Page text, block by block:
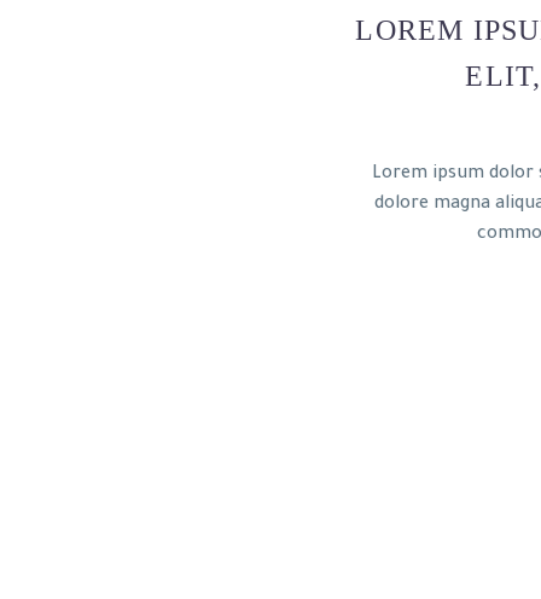
LOREM
Lorem ipsum
dolore magna